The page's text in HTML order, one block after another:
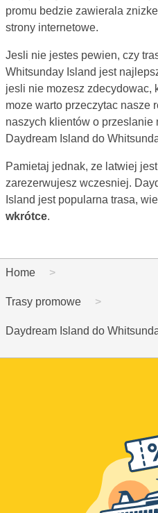
promu bedzie zawierala
strony internetowe.
Jesli nie jestes pewien, czy
Whitsunday Island jest
jesli nie mozesz zdecydowac,
moze warto przeczytac nasze
naszych klientów o przeslanie
Daydream Island do
Pamietaj jednak, ze latwiej
zarezerwujesz wczesniej.
Island jest popularna trasa,
wkrótce.
Home
Trasy promowe
Daydream Island do